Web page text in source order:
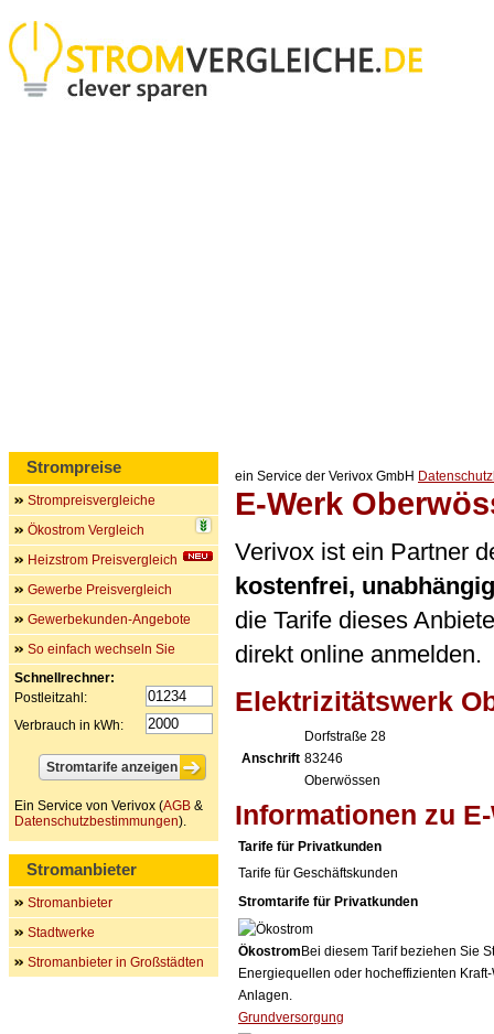
ein Service der Verivox GmbH
E-Werk
Verivox ist ein Partner
kostenfrei,
die Tarife dieses
direkt online anmelden.
Elektrizitätswerk
Anschrift
Dorfstraße 28
83246
Oberwössen
Informationen zu
Tarife für Privatkunden
Tarife für Geschäftskunden
Stromtarife für Privatkunden
Ökostrom Bei diesem Tarif beziehen Sie
Energiequellen oder hocheffizienten
Anlagen.
Grundversorgung
Strompreise
Strompreisvergleiche
Ökostrom Vergleich
Heizstrom Preisvergleich
Gewerbe Preisvergleich
Gewerbekunden-Angebote
So einfach wechseln Sie
Schnellrechner:
Postleitzahl:
Verbrauch in kWh:
Ein Service von Verivox (AGB &
Datenschutzbestimmungen).
Stromanbieter
Stromanbieter
Stadtwerke
Stromanbieter in Großstädten